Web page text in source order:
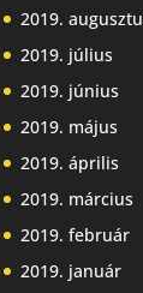
2019.
2019. július
2019. június
2019. május
2019. április
2019. március
2019. február
2019. január